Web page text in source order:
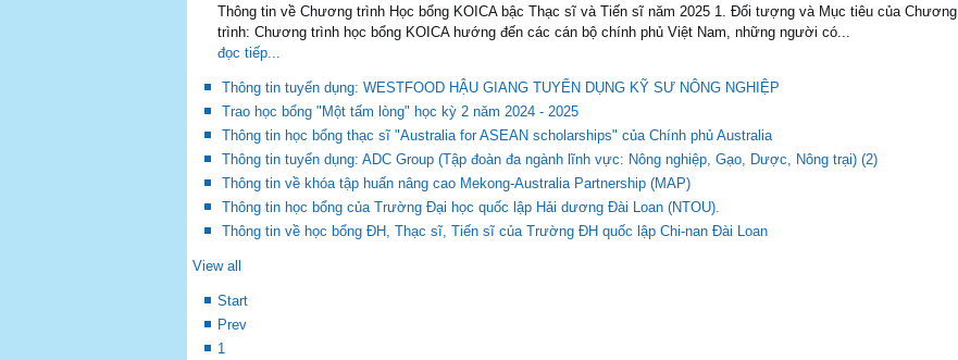
Thông tin về Chương trình Học bổng KOICA bậc Thạc sĩ và Tiến sĩ năm 2025 1. Đối tượng và Mục tiêu của Chương
trình: Chương trình học bổng KOICA hướng đến các cán bộ chính phủ Việt Nam, những người có...
đọc tiếp...
Thông tin tuyển dụng: WESTFOOD HẬU GIANG TUYỂN DỤNG KỸ SƯ NÔNG NGHIỆP
Trao học bổng "Một tấm lòng" học kỳ 2 năm 2024 - 2025
Thông tin học bổng thạc sĩ "Australia for ASEAN scholarships" của Chính phủ Australia
Thông tin tuyển dụng: ADC Group (Tập đoàn đa ngành lĩnh vực: Nông nghiệp, Gạo, Dược, Nông trại) (2)
Thông tin về khóa tập huấn nâng cao Mekong-Australia Partnership (MAP)
Thông tin học bổng của Trường Đại học quốc lập Hải dương Đài Loan (NTOU).
Thông tin về học bổng ĐH, Thạc sĩ, Tiến sĩ của Trường ĐH quốc lập Chi-nan Đài Loan
View all
Start
Prev
1